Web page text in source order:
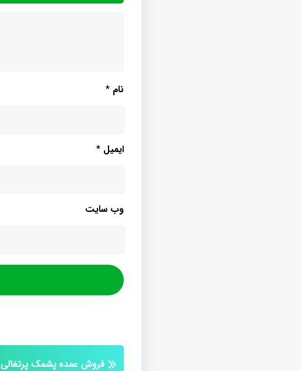
نام *
ایمیل *
وب‌ سایت
فروش عمده پشمک پرتغالی